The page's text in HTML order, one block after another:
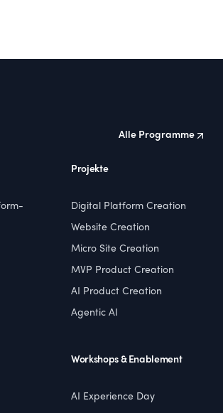
Alle Programme
Projekte
Digital Platform Creation
Website Creation
Micro Site Creation
MVP Product Creation
AI Product Creation
Agentic AI
Workshops & Enablement
AI Experience Day